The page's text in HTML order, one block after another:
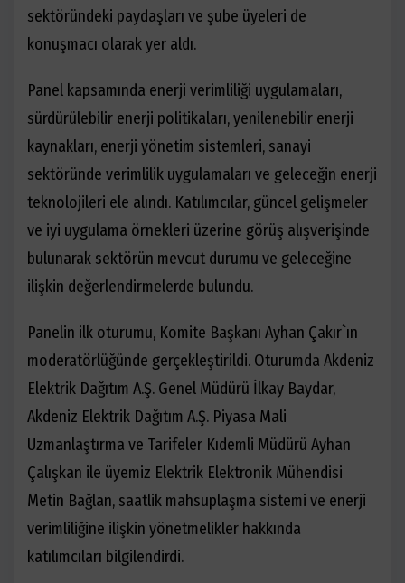
sektöründeki paydaşları ve şube üyeleri de
konuşmacı olarak yer aldı.
Panel kapsamında enerji verimliliği uygulamaları,
sürdürülebilir enerji politikaları, yenilenebilir enerji
kaynakları, enerji yönetim sistemleri, sanayi
sektöründe verimlilik uygulamaları ve geleceğin enerji
teknolojileri ele alındı. Katılımcılar, güncel gelişmeler
ve iyi uygulama örnekleri üzerine görüş alışverişinde
bulunarak sektörün mevcut durumu ve geleceğine
ilişkin değerlendirmelerde bulundu.
Panelin ilk oturumu, Komite Başkanı Ayhan Çakır`ın
moderatörlüğünde gerçekleştirildi. Oturumda Akdeniz
Elektrik Dağıtım A.Ş. Genel Müdürü İlkay Baydar,
Akdeniz Elektrik Dağıtım A.Ş. Piyasa Mali
Uzmanlaştırma ve Tarifeler Kıdemli Müdürü Ayhan
Çalışkan ile üyemiz Elektrik Elektronik Mühendisi
Metin Bağlan, saatlik mahsuplaşma sistemi ve enerji
verimliliğine ilişkin yönetmelikler hakkında
katılımcıları bilgilendirdi.